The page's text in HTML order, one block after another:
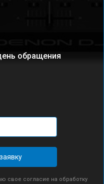
обращения
свое согласие на обработку